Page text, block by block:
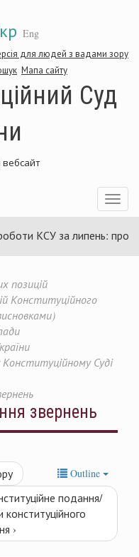
Eng
для людей з вадами зору
Мапа сайту
Суд
вебсайт
Toggle
КСУ за липень:
позицій
Конституційного
Суді
звернень
Outline
подання/
конституційного
›